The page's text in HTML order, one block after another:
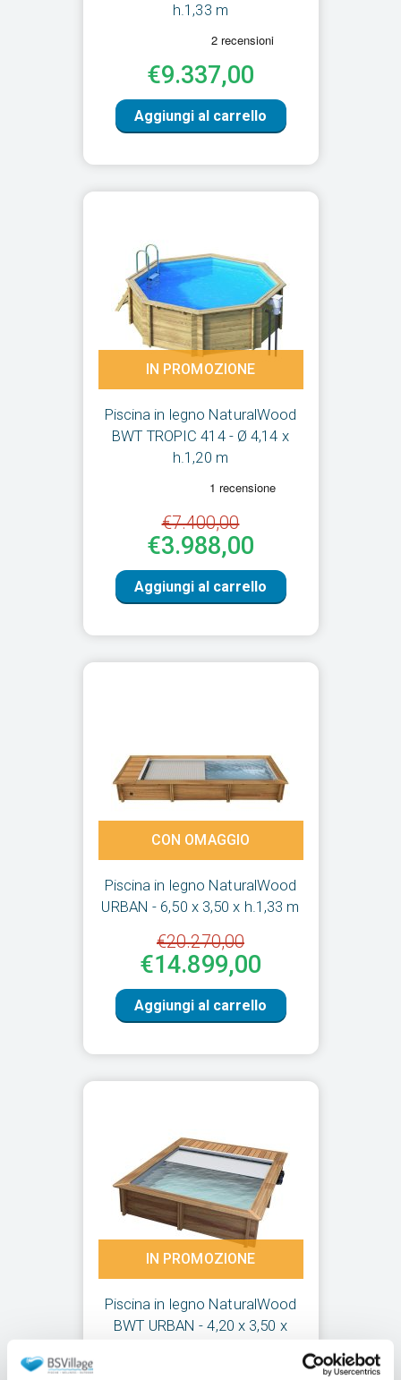
h.1,33 m
€9.337,00
Aggiungi al carrello
Piscina in legno NaturalWood
BWT TROPIC 414 - Ø 4,14 x
h.1,20 m
€7.400,00
€3.988,00
Aggiungi al carrello
IN PROMOZIONE
Piscina in legno NaturalWood
URBAN - 6,50 x 3,50 x h.1,33 m
€20.270,00
€14.899,00
Aggiungi al carrello
CON OMAGGIO
Piscina in legno NaturalWood
BWT URBAN - 4,20 x 3,50 x
IN PROMOZIONE